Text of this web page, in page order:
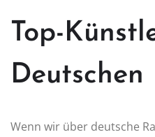
Top-
Wenn wir über deutsche